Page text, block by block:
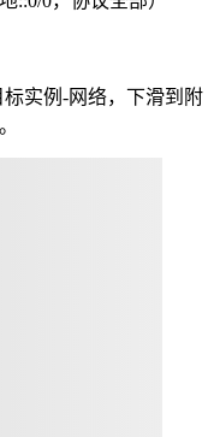
实例-网络，下滑到附